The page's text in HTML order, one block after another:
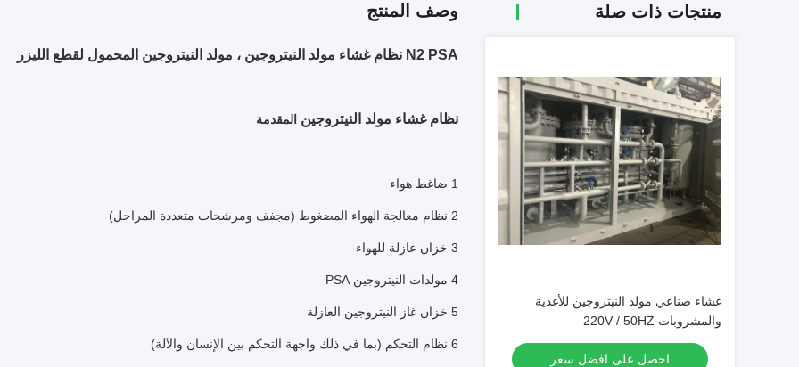
منتجات ذات صلة
غشاء صناعي مولد النيتروجين للأغذية
والمشروبات 220V / 50HZ
احصل على افضل سعر
وصف المنتج
N2 PSA نظام غشاء مولد النيتروجين ، مولد النيتروجين المحمول لقطع الليزر
نظام غشاء مولد النيتروجين المقدمة
1 ضاغط هواء
2 نظام معالجة الهواء المضغوط (مجفف ومرشحات متعددة المراحل)
3 خزان عازلة للهواء
4 مولدات النيتروجين PSA
5 خزان غاز النيتروجين العازلة
6 نظام التحكم (بما في ذلك واجهة التحكم بين الإنسان والآلة)